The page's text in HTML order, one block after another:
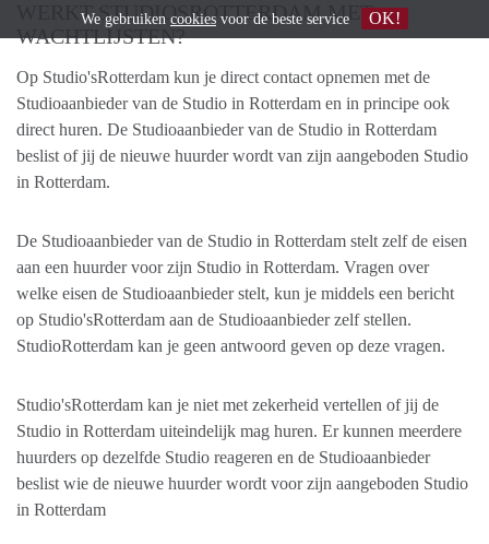
WERKT STUDIOSROTTERDAM MET
WACHTLIJSTEN?
Op Studio'sRotterdam kun je direct contact opnemen met de
Studioaanbieder van de Studio in Rotterdam en in principe ook
direct huren. De Studioaanbieder van de Studio in Rotterdam
beslist of jij de nieuwe huurder wordt van zijn aangeboden Studio
in Rotterdam.
De Studioaanbieder van de Studio in Rotterdam stelt zelf de eisen
aan een huurder voor zijn Studio in Rotterdam. Vragen over
welke eisen de Studioaanbieder stelt, kun je middels een bericht
op Studio'sRotterdam aan de Studioaanbieder zelf stellen.
StudioRotterdam kan je geen antwoord geven op deze vragen.
Studio'sRotterdam kan je niet met zekerheid vertellen of jij de
Studio in Rotterdam uiteindelijk mag huren. Er kunnen meerdere
huurders op dezelfde Studio reageren en de Studioaanbieder
beslist wie de nieuwe huurder wordt voor zijn aangeboden Studio
in Rotterdam
We gebruiken cookies voor de beste service OK!